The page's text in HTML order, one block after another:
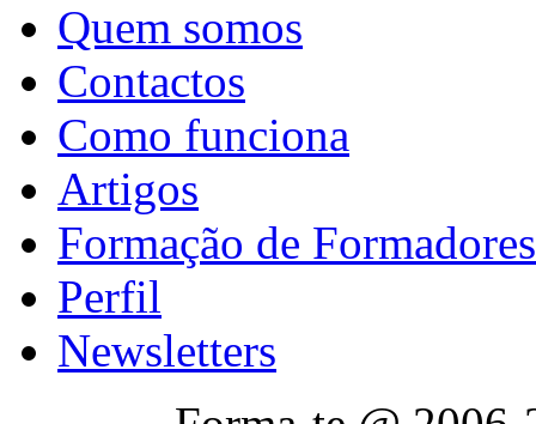
Quem somos
Contactos
Como funciona
Artigos
Formação de Formadores
Perfil
Newsletters